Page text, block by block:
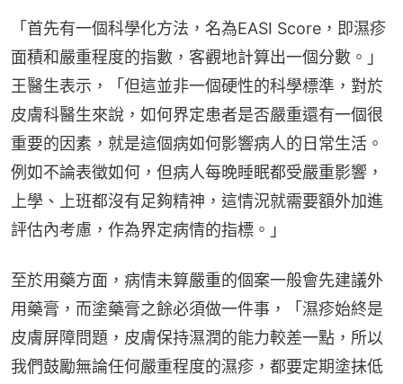
「首先有一個科學化方法，名為EASI Score，即濕疹
面積和嚴重程度的指數，客觀地計算出一個分數。」
王醫生表示，「但這並非一個硬性的科學標準，對於
皮膚科醫生來說，如何界定患者是否嚴重還有一個很
重要的因素，就是這個病如何影響病人的日常生活。
例如不論表徵如何，但病人每晚睡眠都受嚴重影響，
上學、上班都沒有足夠精神，這情況就需要額外加進
評估內考慮，作為界定病情的指標。」
至於用藥方面，病情未算嚴重的個案一般會先建議外
用藥膏，而塗藥膏之餘必須做一件事，「濕疹始終是
皮膚屏障問題，皮膚保持濕潤的能力較差一點，所以
我們鼓勵無論任何嚴重程度的濕疹，都要定期塗抹低